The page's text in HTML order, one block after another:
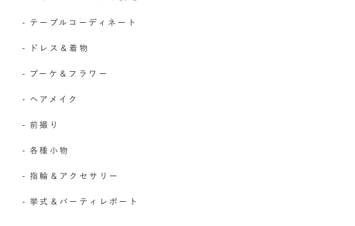
- テーブルコーディネート
- ドレス＆着物
- ブーケ＆フラワー
- ヘアメイク
- 前撮り
- 各種小物
- 指輪＆アクセサリー
- 挙式＆パーティレポート